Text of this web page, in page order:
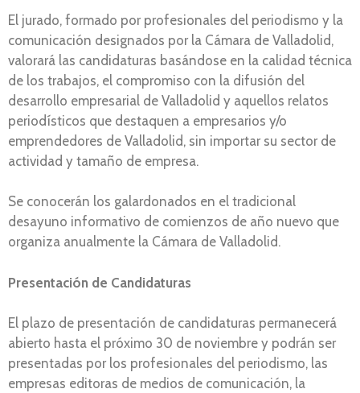
El jurado, formado por profesionales del periodismo y la
comunicación designados por la Cámara de Valladolid,
valorará las candidaturas basándose en la calidad técnica
de los trabajos, el compromiso con la difusión del
desarrollo empresarial de Valladolid y aquellos relatos
periodísticos que destaquen a empresarios y/o
emprendedores de Valladolid, sin importar su sector de
actividad y tamaño de empresa.
Se conocerán los galardonados en el tradicional
desayuno informativo de comienzos de año nuevo que
organiza anualmente la Cámara de Valladolid.
Presentación de Candidaturas
El plazo de presentación de candidaturas permanecerá
abierto hasta el próximo 30 de noviembre y podrán ser
presentadas por los profesionales del periodismo, las
empresas editoras de medios de comunicación, la